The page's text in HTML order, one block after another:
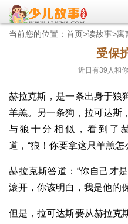
当前您的位置： 首页>读故事>寓
受保
近日有39 人和
赫拉克斯，是一条出身于狼
羊羔。另一条狗，拉可达斯
与狼十分相似，看到了
道，“狼！你要拿这只羊羔怎
赫拉克斯答道：“你自己才
滚开，你该明白，我是他的
但是，拉可达斯要从赫拉克